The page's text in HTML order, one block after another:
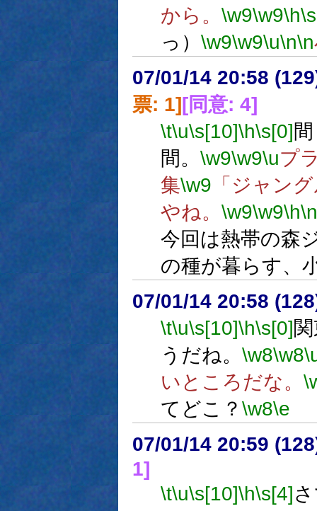
から。 \w9\w9\h
っ） \w9\w9\u\n\n
07/01/14 20:58
票: 1][同意: 4]
\t\u\s[10]\h\s[0]
間。 \w9\w9\uプ
集\w9 「ジャン
やね。 \w9\w9\h\n
今回は熱帯の森
の種が暮らす、
07/01/14 20:58
\t\u\s[10]\h\s[0]
うだね。 \w8\w8
いところだな。
てどこ？ \w8\e
07/01/14 20:59
1]
\t\u\s[10]\h\s[4]